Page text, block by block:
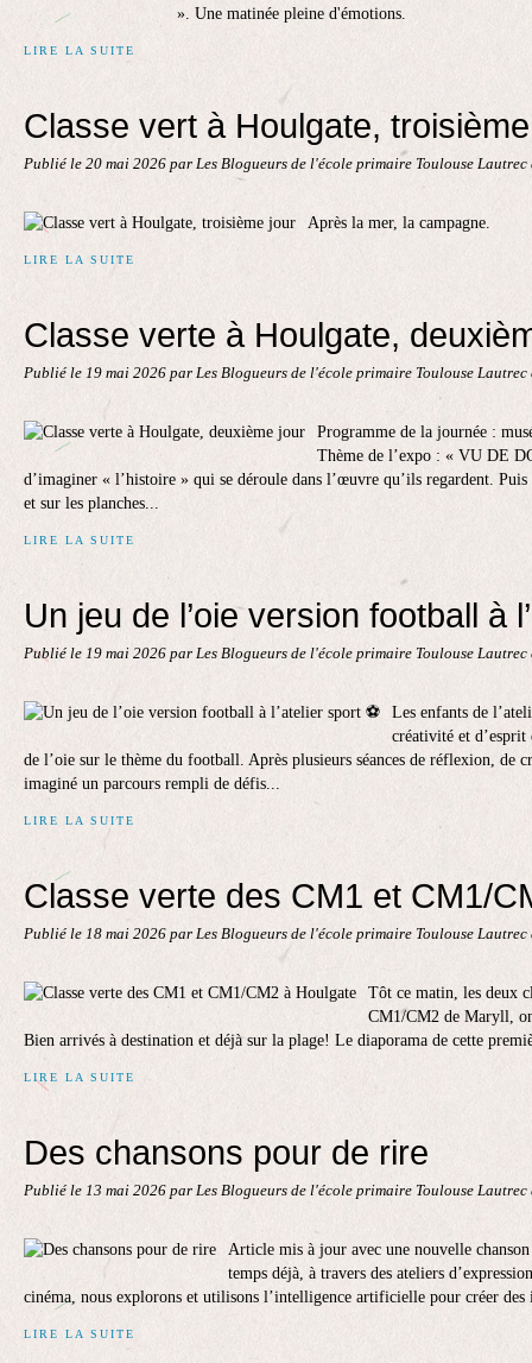
». Une matinée pleine d'émotions.
LIRE LA SUITE
Classe vert à Houlgate,
Publié le 20 mai 2026 par Les Blogueurs de l'école primaire Toulouse Lautrec
Après la mer, la campagne.
LIRE LA SUITE
Classe verte à Houlgate,
Publié le 19 mai 2026 par Les Blogueurs de l'école primaire Toulouse Lautrec
Programme de la journée :
Thème de l’expo : « VU DE
d’imaginer « l’histoire » qui se déroule dans l’œuvre qu’ils regardent.
et sur les planches...
LIRE LA SUITE
Un jeu de l’oie version football à
Publié le 19 mai 2026 par Les Blogueurs de l'école primaire Toulouse Lautrec
Les enfants de
créativité et d’esprit
de l’oie sur le thème du football. Après plusieurs séances de réflexion, de
imaginé un parcours rempli de défis...
LIRE LA SUITE
Classe verte des CM1 et CM1/
Publié le 18 mai 2026 par Les Blogueurs de l'école primaire Toulouse Lautrec
Tôt ce matin, les deux
CM1/CM2 de Maryll,
Bien arrivés à destination et déjà sur la plage! Le diaporama de cette
LIRE LA SUITE
Des chansons pour de rire
Publié le 13 mai 2026 par Les Blogueurs de l'école primaire Toulouse Lautrec
Article mis à jour avec une nouvelle
temps déjà, à travers des ateliers
cinéma, nous explorons et utilisons l’intelligence artificielle pour créer des
LIRE LA SUITE